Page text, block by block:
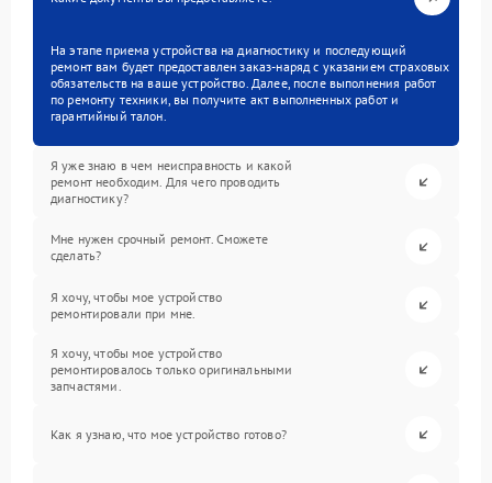
На этапе приема устройства на диагностику и последующий
ремонт вам будет предоставлен заказ-наряд с указанием страховых
обязательств на ваше устройство. Далее, после выполнения работ
по ремонту техники, вы получите акт выполненных работ и
гарантийный талон.
Я уже знаю в чем неисправность и какой
ремонт необходим. Для чего проводить
диагностику?
Мне нужен срочный ремонт. Сможете
сделать?
Я хочу, чтобы мое устройство
ремонтировали при мне.
Я хочу, чтобы мое устройство
ремонтировалось только оригинальными
запчастями.
Как я узнаю, что мое устройство готово?